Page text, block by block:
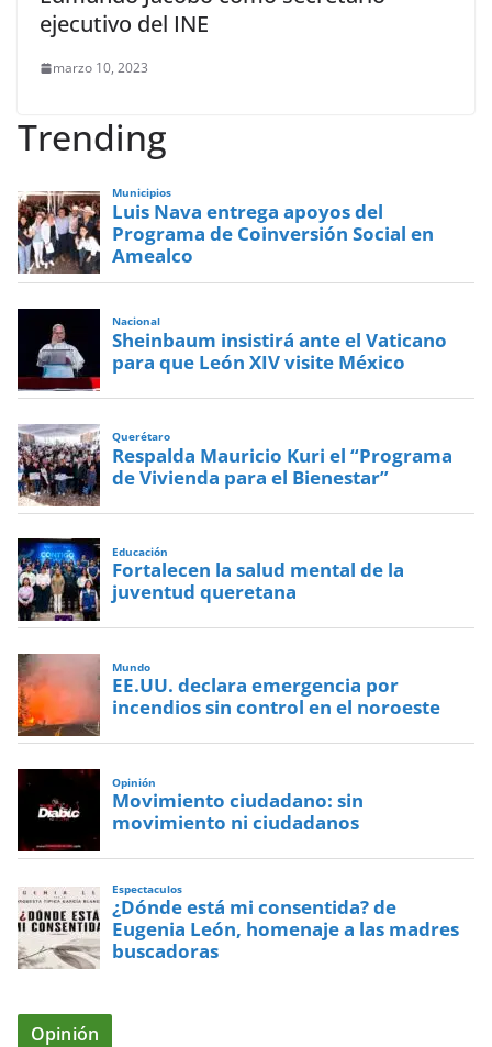
ejecutivo del INE
marzo 10, 2023
Trending
Municipios
Luis Nava entrega apoyos del
Programa de Coinversión Social en
Amealco
Nacional
Sheinbaum insistirá ante el Vaticano
para que León XIV visite México
Querétaro
Respalda Mauricio Kuri el “Programa
de Vivienda para el Bienestar”
Educación
Fortalecen la salud mental de la
juventud queretana
Mundo
EE.UU. declara emergencia por
incendios sin control en el noroeste
Opinión
Movimiento ciudadano: sin
movimiento ni ciudadanos
Espectaculos
¿Dónde está mi consentida? de
Eugenia León, homenaje a las madres
buscadoras
Opinión